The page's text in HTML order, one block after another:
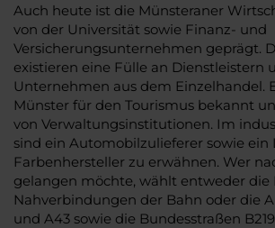
Auch heute ist die Münsteraner
von der Universität sowie Finanz- und
Versicherungsunternehmen geprägt.
existieren eine Fülle an Dienstleistern
Unternehmen aus dem Einzelhandel.
Münster für den Tourismus bekannt
von Verwaltungsinstitutionen. Im
sind ein Automobilzulieferer sowie ein
Farbenhersteller zu erwähnen. Wer
gelangen möchte, wählt entweder die
Nahverbindungen der Bahn oder die
und A43 sowie die Bundesstraßen